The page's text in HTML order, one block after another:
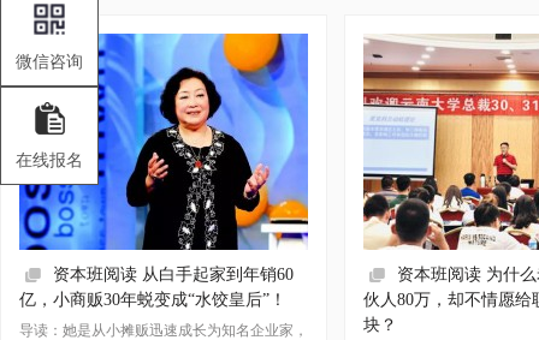
资本班阅读 从白手起家到年销60
亿，小商贩30年蜕变成“水饺皇后”！
导读：她是从小摊贩迅速成长为知名企业家，
资本班阅读 为什
伙人80万，却不情愿给
块？
微信咨询
在线报名